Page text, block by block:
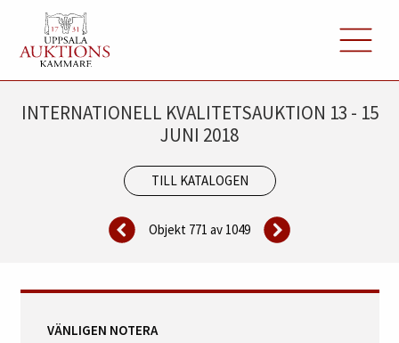
INTERNATIONELL KVALITETSAUKTION 13 - 15
JUNI 2018
TILL KATALOGEN
Objekt 771 av 1049
VÄNLIGEN NOTERA